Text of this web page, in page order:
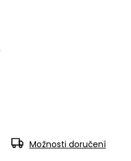
Možnosti doručení